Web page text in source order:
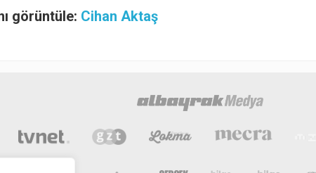
görüntüle: Cihan Aktaş